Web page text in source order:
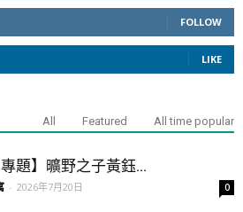
FOLLOW
LIKE
All Featured All time popular
專題】曠野之子黃鈺...
- 2026年7月20日 0